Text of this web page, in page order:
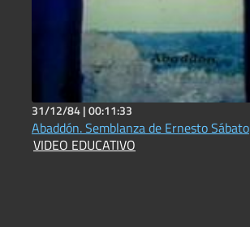
31/12/84 |00:11:33
Abaddón. Semblanza de Ernesto Sábato
VIDEO EDUCATIVO